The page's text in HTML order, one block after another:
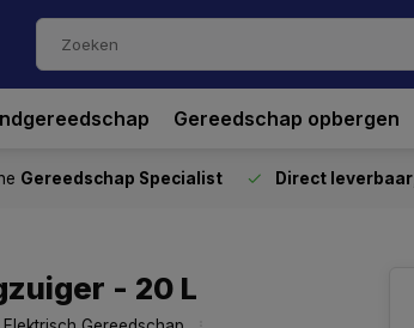
Gereedschap opbergen
Gereedschap Specialist Direct leverbaar
- 20 L